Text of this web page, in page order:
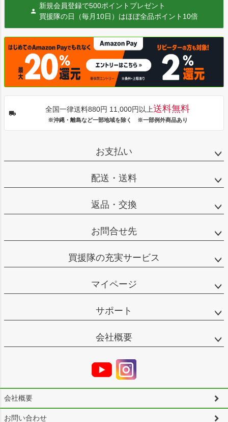
新規会員登録で500ポイントプレゼント
買援隊の日（毎月10日）はほぼ全品ポイント10倍
全国一律送料880円 11,000円以上送料無料
※沖縄・離島など一部地域を除く ※一部例外商品あり
お支払い
配送・送料
返品・交換
お問合せ先
買援隊の充実サービス
マイページ
サポート
会社概要
会社概要
お問い合わせ